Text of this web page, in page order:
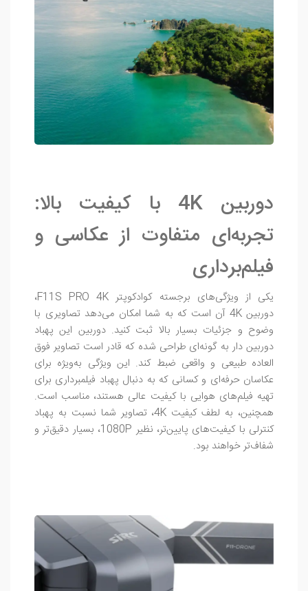
دوربین 4K با کیفیت بالا:
تجربه‌ای متفاوت از عکاسی و
فیلم‌برداری
یکی از ویژگی‌های برجسته کوادکوپتر F11S PRO 4K،
دوربین 4K آن است که به شما امکان می‌دهد تصاویری با
وضوح و جزئیات بسیار بالا ثبت کنید. دوربین این پهباد
دوربین دار به‌ گونه‌ای طراحی شده که قادر است تصاویر فوق‌
العاده طبیعی و واقعی ضبط کند. این ویژگی به‌ویژه برای
عکاسان حرفه‌ای و کسانی که به دنبال پهباد فیلمبرداری برای
تهیه فیلم‌های هوایی با کیفیت عالی هستند، مناسب است.
همچنین، به لطف کیفیت 4K، تصاویر شما نسبت به پهباد
کنترلی با کیفیت‌های پایین‌تر، نظیر 1080P، بسیار دقیق‌تر و
شفاف‌تر خواهند بود.